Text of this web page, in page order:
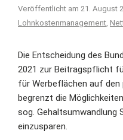
Veröffentlicht am 21. August
Lohnkostenmanagement,
Die Entscheidung des
2021 zur Beitragspflicht
für Werbeflächen auf
begrenzt die
sog. Gehaltsumwandlung
einzusparen.